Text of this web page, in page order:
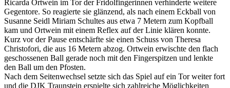
Ricarda Ortwein im Tor der Fridolfingerinnen verhinderte weitere
Gegentore. So reagierte sie glänzend, als nach einem Eckball von
Susanne Seidl Miriam Schultes aus etwa 7 Metern zum Kopfball
kam und Ortwein mit einem Reflex auf der Linie klären konnte.
Kurz vor der Pause entschärfte sie einen Schuss von Theresa
Christofori, die aus 16 Metern abzog. Ortwein erwischte den flach
geschossenen Ball gerade noch mit den Fingerspitzen und lenkte
den Ball um den Pfosten.
Nach dem Seitenwechsel setzte sich das Spiel auf ein Tor weiter fort
und die DJK Traunstein erspielte sich zahlreiche Möglichkeiten